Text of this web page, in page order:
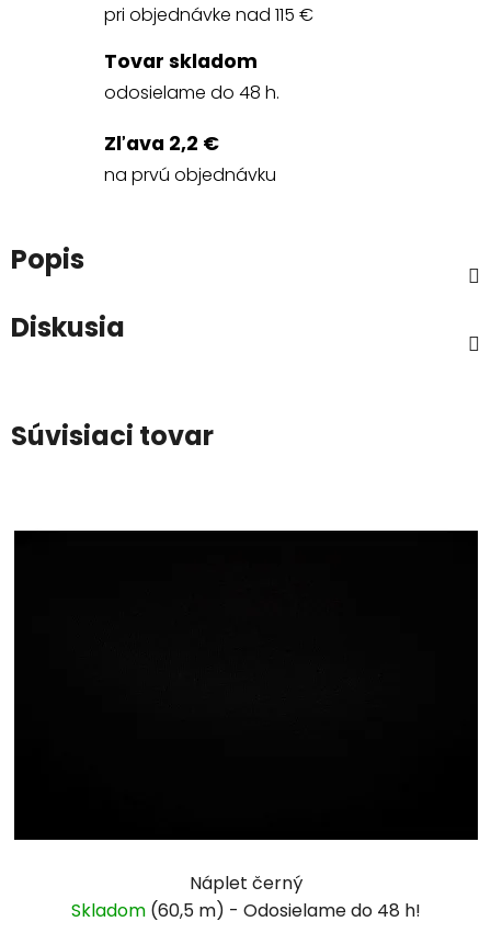
pri objednávke nad 115 €
Tovar skladom
odosielame do 48 h.
Zľava 2,2 €
na prvú objednávku
Popis
Diskusia
Súvisiaci tovar
Náplet černý
Skladom (60,5 m)